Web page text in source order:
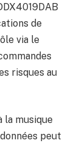
de
via le
risques au
la musique
peut